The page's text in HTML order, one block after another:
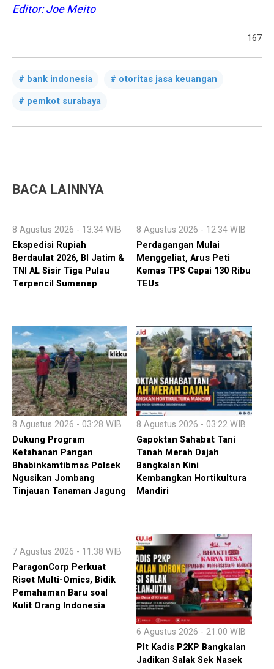
Editor: Joe Meito
167
bank indonesia
otoritas jasa keuangan
pemkot surabaya
BACA LAINNYA
8 Agustus 2026 - 13:34 WIB
Ekspedisi Rupiah
Berdaulat 2026, BI Jatim &
TNI AL Sisir Tiga Pulau
Terpencil Sumenep
8 Agustus 2026 - 12:34 WIB
Perdagangan Mulai
Menggeliat, Arus Peti
Kemas TPS Capai 130 Ribu
TEUs
8 Agustus 2026 - 03:28 WIB
Dukung Program
Ketahanan Pangan
Bhabinkamtibmas Polsek
Ngusikan Jombang
Tinjauan Tanaman Jagung
8 Agustus 2026 - 03:22 WIB
Gapoktan Sahabat Tani
Tanah Merah Dajah
Bangkalan Kini
Kembangkan Hortikultura
Mandiri
7 Agustus 2026 - 11:38 WIB
ParagonCorp Perkuat
Riset Multi-Omics, Bidik
Pemahaman Baru soal
Kulit Orang Indonesia
6 Agustus 2026 - 21:00 WIB
Plt Kadis P2KP Bangkalan
Jadikan Salak Sek Nasek